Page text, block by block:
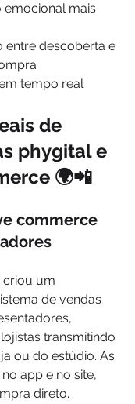
emocional mais
entre descoberta e
tempo real
de
phygital e
🌍📲
commerce
criou um
de vendas
transmitindo
ou do estúdio. As
app e no site,
direto.